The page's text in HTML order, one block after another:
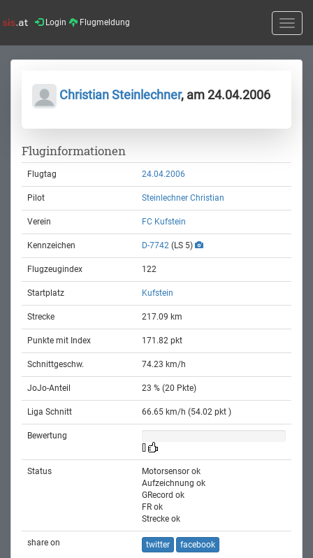
Login Flugmeldung
Toggle
Christian Steinlechner, am 24.04.2006
Fluginformationen
Flugtag 24.04.2006
Pilot Steinlechner Christian
Verein FC Kufstein
Kennzeichen D-7742 (LS 5)
Flugzeugindex 122
Startplatz Kufstein
Strecke 217.09 km
Punkte mit Index 171.82 pkt
Schnittgeschw. 74.23 km/h
JoJo-Anteil 23 % (20 Pkte)
Liga Schnitt 66.65 km/h (54.02 pkt )
Bewertung
Status
Motorsensor ok
Aufzeichnung ok
GRecord ok
FR ok
Strecke ok
share on twitter facebook